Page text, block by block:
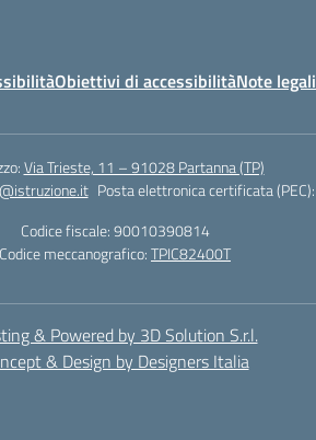
Obiettivi di accessibilitàNote legali
Via Trieste, 11 – 91028 Partanna (TP)
Posta elettronica certificata (PEC):
Codice fiscale: 90010390814
Codice meccanografico:TPIC82400T
& Powered by 3D Solution S.r.l.
& Design by Designers Italia